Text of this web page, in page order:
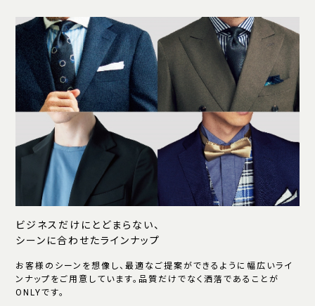
ビジネスだけにとどまらない、
シーンに合わせたラインナップ
お客様のシーンを想像し、最適なご提案ができるように幅広いライ
ンナップをご用意しています。品質だけでなく洒落であることが
ONLYです。